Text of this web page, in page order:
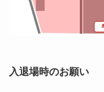
入退場時のお願い